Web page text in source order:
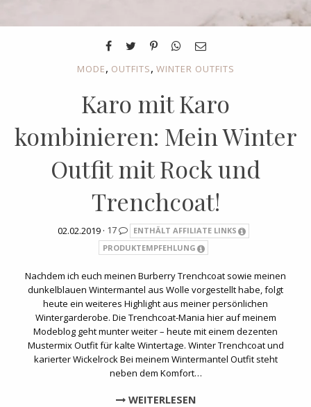
MODE, OUTFITS, WINTER OUTFITS
Karo mit Karo
kombinieren: Mein Winter
Outfit mit Rock und
Trenchcoat!
02.02.2019 · 17
ENTHÄLT AFFILIATE LINKS
PRODUKTEMPFEHLUNG
Nachdem ich euch meinen Burberry Trenchcoat sowie meinen
dunkelblauen Wintermantel aus Wolle vorgestellt habe, folgt
heute ein weiteres Highlight aus meiner persönlichen
Wintergarderobe. Die Trenchcoat-Mania hier auf meinem
Modeblog geht munter weiter – heute mit einem dezenten
Mustermix Outfit für kalte Wintertage. Winter Trenchcoat und
karierter Wickelrock Bei meinem Wintermantel Outfit steht
neben dem Komfort…
WEITERLESEN